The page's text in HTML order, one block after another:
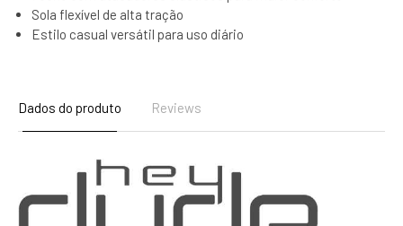
Sola flexível de alta tração
Estilo casual versátil para uso diário
Dados do produto Reviews